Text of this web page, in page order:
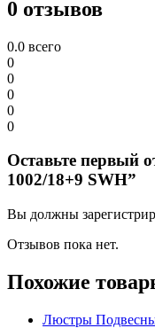
0 отзывов
0.0 всего
0
0
0
0
0
Оставьте первый
1002/18+9 SWH”
Вы должны
Отзывов пока нет.
Похожие
Люстры